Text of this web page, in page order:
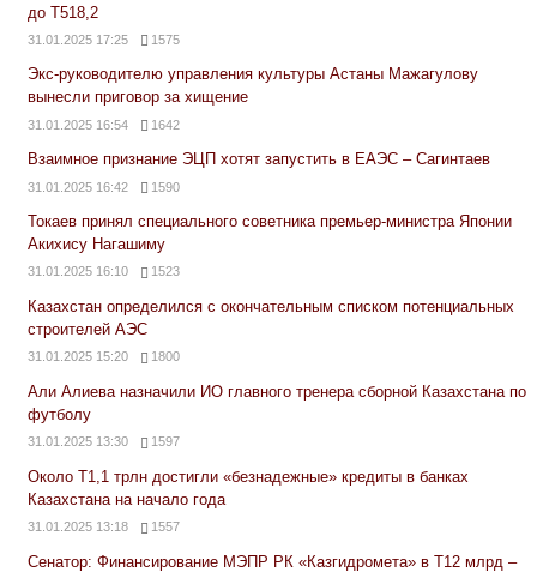
до Т518,2
31.01.2025 17:25 1575
Экс-руководителю управления культуры Астаны Мажагулову
вынесли приговор за хищение
31.01.2025 16:54 1642
Взаимное признание ЭЦП хотят запустить в ЕАЭС – Сагинтаев
31.01.2025 16:42 1590
Токаев принял специального советника премьер-министра Японии
Акихису Нагашиму
31.01.2025 16:10 1523
Казахстан определился с окончательным списком потенциальных
строителей АЭС
31.01.2025 15:20 1800
Али Алиева назначили ИО главного тренера сборной Казахстана по
футболу
31.01.2025 13:30 1597
Около Т1,1 трлн достигли «безнадежные» кредиты в банках
Казахстана на начало года
31.01.2025 13:18 1557
Сенатор: Финансирование МЭПР РК «Казгидромета» в Т12 млрд –